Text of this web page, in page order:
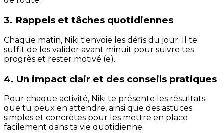
3. Rappels et tâches quotidiennes
Chaque matin, Niki t'envoie les défis du jour. Il te
suffit de les valider avant minuit pour suivre tes
progrès et rester motivé (e).
4. Un impact clair et des conseils pratiques
Pour chaque activité, Niki te présente les résultats
que tu peux en attendre, ainsi que des astuces
simples et concrètes pour les mettre en place
facilement dans ta vie quotidienne.